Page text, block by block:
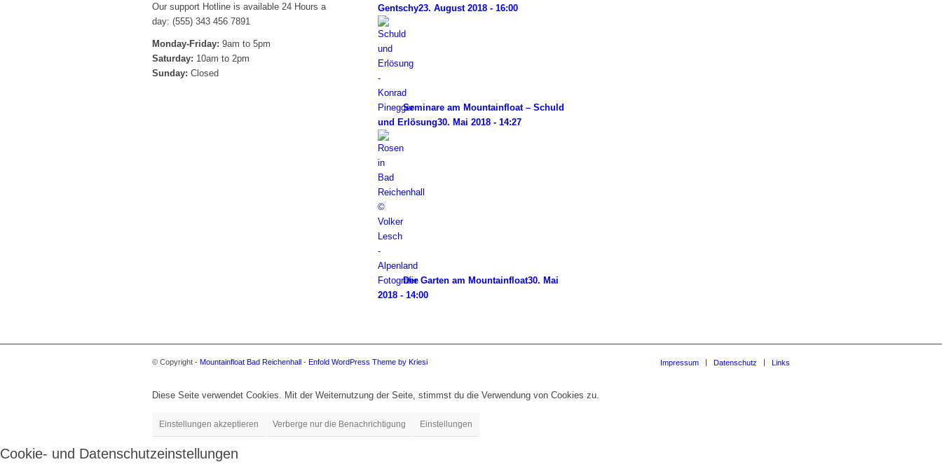
Our support Hotline is available 24 Hours a
day: (555) 343 456 7891
Monday-Friday: 9am to 5pm
Saturday: 10am to 2pm
Sunday: Closed
Gentschy23. August 2018 - 16:00
Seminare am Mountainfloat – Schuld
und Erlösung30. Mai 2018 - 14:27
Der Garten am Mountainfloat30. Mai
2018 - 14:00
© Copyright - Mountainfloat Bad Reichenhall - Enfold WordPress Theme by Kriesi Impressum Datenschutz Links
Diese Seite verwendet Cookies. Mit der Weiternutzung der Seite, stimmst du die Verwendung von Cookies zu.
Einstellungen akzeptieren Verberge nur die Benachrichtigung Einstellungen
Cookie- und Datenschutzeinstellungen